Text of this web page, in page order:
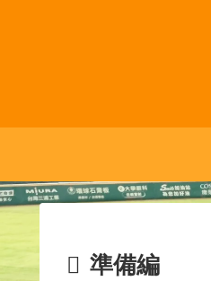
準備編